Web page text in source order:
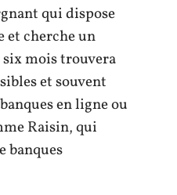
qui dispose
et cherche un
mois trouvera
et souvent
en ligne ou
Raisin, qui
banques